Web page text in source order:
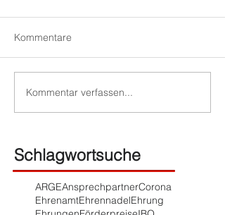
Kommentare
Kommentar verfassen...
Schlagwortsuche
ARGEAnsprechpartnerCorona
EhrenamtEhrennadelEhrung